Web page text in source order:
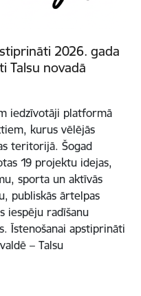
2026. gada
Talsu novadā
iedzīvotāji platformā
kurus vēlējās
teritorijā. Šogad
19 projektu idejas,
sporta un aktīvās
publiskās ārtelpas
iespēju radīšanu
Īstenošanai apstiprināti
– Talsu